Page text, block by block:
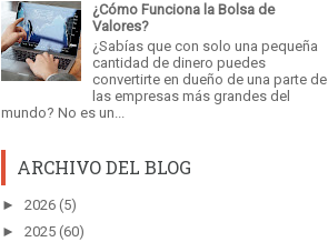
¿Cómo Funciona la Bolsa de
Valores?
¿Sabías que con solo una pequeña
cantidad de dinero puedes
convertirte en dueño de una parte de
las empresas más grandes del
mundo? No es un...
ARCHIVO DEL BLOG
► 2026 (5)
► 2025 (60)